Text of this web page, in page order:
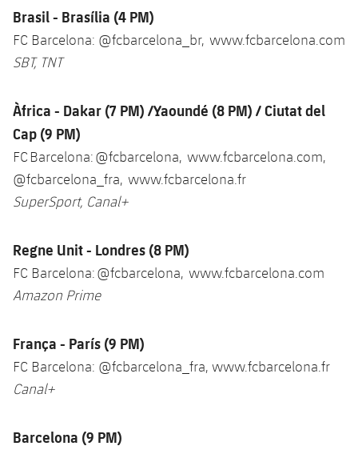
Brasil - Brasília (4 PM)
FC Barcelona: @fcbarcelona_br, www.fcbarcelona.com
SBT, TNT
Àfrica - Dakar (7 PM) /Yaoundé (8 PM) / Ciutat del
Cap (9 PM)
FC Barcelona: @fcbarcelona, www.fcbarcelona.com,
@fcbarcelona_fra, www.fcbarcelona.fr
SuperSport, Canal+
Regne Unit - Londres (8 PM)
FC Barcelona: @fcbarcelona, www.fcbarcelona.com
Amazon Prime
França - París (9 PM)
FC Barcelona: @fcbarcelona_fra, www.fcbarcelona.fr
Canal+
Barcelona (9 PM)